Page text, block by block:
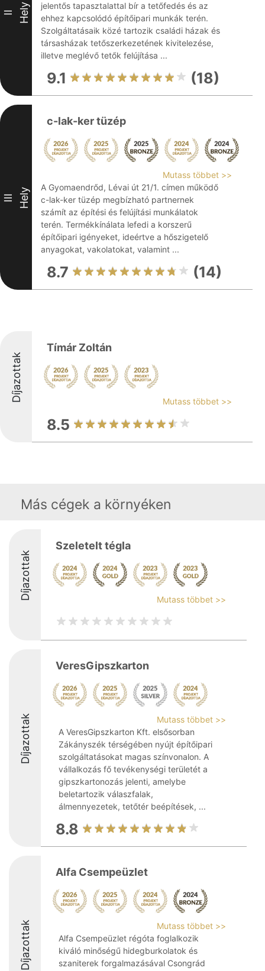
II Hely
jelentős tapasztalattal bír a tetőfedés és az
ehhez kapcsolódó építőipari munkák terén.
Szolgáltatásaik közé tartozik családi házak és
társasházak tetőszerkezetének kivitelezése,
illetve meglévő tetők felújítása ...
9.1 (18)
III Hely
c-lak-ker tüzép
Mutass többet >>
A Gyomaendrőd, Lévai út 21/1. címen működő
c-lak-ker tüzép megbízható partnernek
számít az építési és felújítási munkálatok
terén. Termékkínálata lefedi a korszerű
építőipari igényeket, ideértve a hőszigetelő
anyagokat, vakolatokat, valamint ...
8.7 (14)
Díjazottak
Tímár Zoltán
Mutass többet >>
8.5
Más cégek a környéken
Díjazottak
Szeletelt tégla
Mutass többet >>
Díjazottak
VeresGipszkarton
Mutass többet >>
A VeresGipszkarton Kft. elsősorban
Zákányszék térségében nyújt építőipari
szolgáltatásokat magas színvonalon. A
vállalkozás fő tevékenységi területét a
gipszkartonozás jelenti, amelybe
beletartozik válaszfalak,
álmennyezetek, tetőtér beépítések, ...
8.8
Díjazottak
Alfa Csempeüzlet
Mutass többet >>
Alfa Csempeüzlet régóta foglalkozik
kiváló minőségű hidegburkolatok és
szaniterek forgalmazásával Csongrád